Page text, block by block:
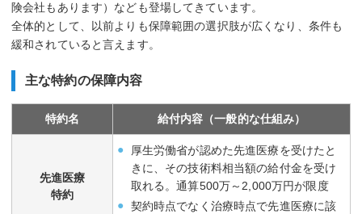
険会社もあります）なども登場してきています。
全体的として、以前よりも保障範囲の選択肢が広くなり、条件も
緩和されていると言えます。
主な特約の保障内容
特約名 給付内容（一般的な仕組み）
先進医療
特約
厚生労働省が認めた先進医療を受けたと
きに、その技術料相当額の給付金を受け
取れる。通算500万～2,000万円が限度
契約時点でなく治療時点で先進医療に該